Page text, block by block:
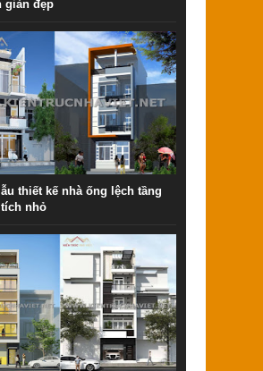
giản đẹp
thiết kế nhà ống lệch tầng
nhỏ